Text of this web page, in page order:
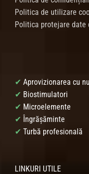
Politica de utilizare
Politica protejare date
✔ Aprovizionarea cu
✔ Biostimulatori
✔ Microelemente
✔ Îngrășăminte
✔ Turbă profesională
LINKURI UTILE